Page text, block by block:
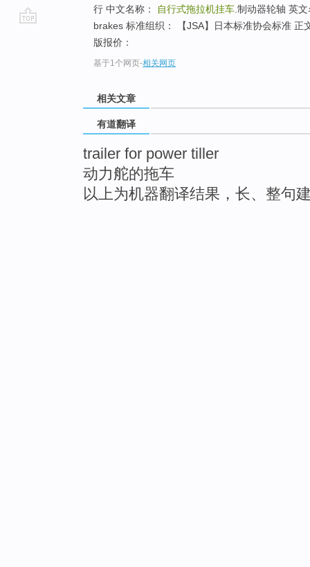
行 中文名称：
自行式拖拉机挂车 .制动器轮轴 英
brakes 标准组织： 【JSA】日本标准协会标准
版报价：
基于1个网页-相关网页
相关文章
有道翻译
trailer for power tiller
动力舵的拖车
以上为机器翻译结果，长、整句